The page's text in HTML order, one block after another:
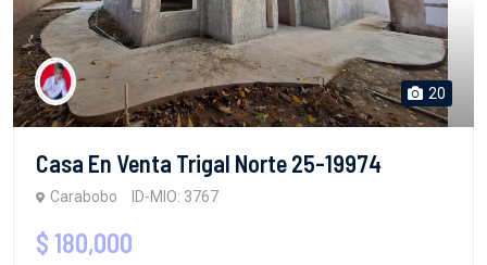
20
Casa En Venta Trigal Norte 25-19974
Carabobo ID-MIO: 3767
$ 180,000